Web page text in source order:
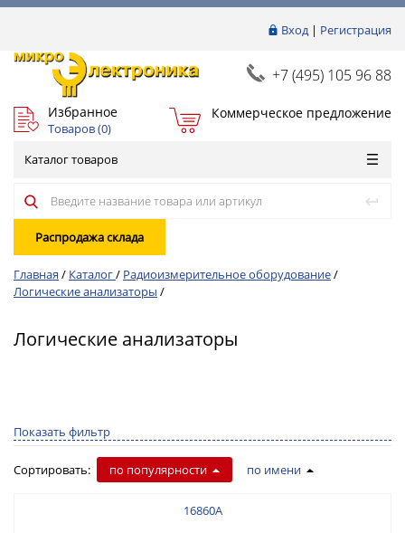
Вход| Регистрация
+7 (495) 105 96 88
Избранное
Товаров (0)
Коммерческое предложение
Каталог товаров
Распродажа склада
Главная / Каталог/ Радиоизмерительное оборудование/
Логические анализаторы /
Логические анализаторы
Показать фильтр
Сортировать: по популярности по имени
16860A